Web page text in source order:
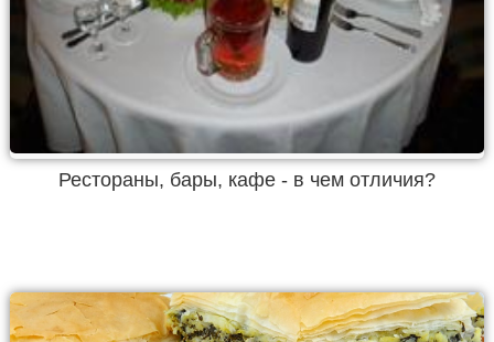
Рестораны, бары, кафе - в чем отличия?